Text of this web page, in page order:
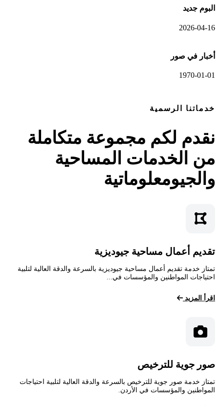
البوم جديد
2026-04-16
أخبار في صور
1970-01-01
خدماتنا الرسمية
نقدم لكم مجموعة متكاملة
من الخدمات المساحية
والجيومعلوماتية
تقديم أعمال مساحية جيوديزية
تمتاز خدمة تقديم أعمال مساحية جيوديزية بالسرعة والدقة العالية لتلبية
احتياجات المواطنين والمؤسسات في...
اقرأ المزيد
صور جوية للترخيص
تمتاز خدمة صور جوية للترخيص بالسرعة والدقة العالية لتلبية احتياجات
المواطنين والمؤسسات في الأردن.